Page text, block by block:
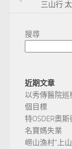
三山行·
搜尋
近期文章
以秀傳醫院巡
個目標
特OSDER奧
名寶媽失業
嶗山漁村“上